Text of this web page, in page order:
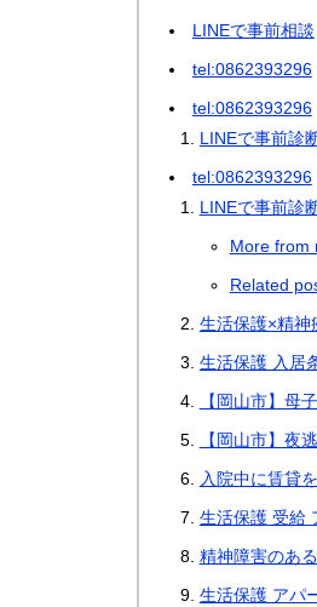
LINEで事前相談
tel:0862393296
tel:0862393296
LINEで事前診
tel:0862393296
LINEで事前診
More from
Related
生活保護×精神
生活保護 入居
【岡山市】母
【岡山市】夜
入院中に賃貸
生活保護 受給
精神障害のあ
生活保護 アパ